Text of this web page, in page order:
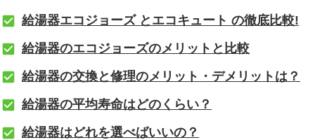
給湯器エコジョーズ とエコキュート の徹底比較!
給湯器のエコジョーズのメリットと比較
給湯器の交換と修理のメリット・デメリットは？
給湯器の平均寿命はどのくらい？
給湯器はどれを選べばいいの？